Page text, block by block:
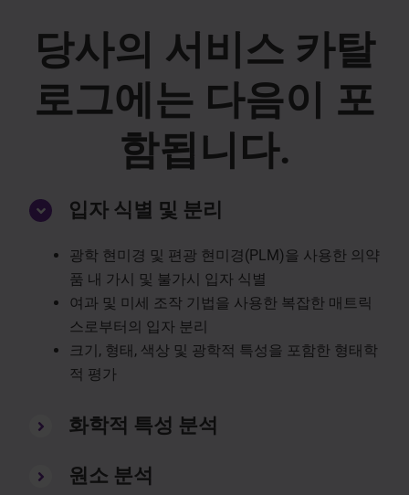
당사의 서비스 카탈
로그에는 다음이 포
함됩니다.
입자 식별 및 분리
광학 현미경 및 편광 현미경(PLM)을 사용한 의약
품 내 가시 및 불가시 입자 식별
여과 및 미세 조작 기법을 사용한 복잡한 매트릭
스로부터의 입자 분리
크기, 형태, 색상 및 광학적 특성을 포함한 형태학
적 평가
화학적 특성 분석
원소 분석